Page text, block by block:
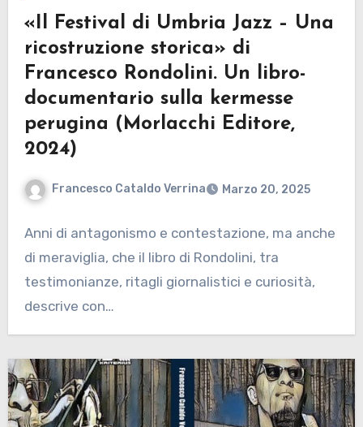
«Il Festival di Umbria Jazz – Una
ricostruzione storica» di
Francesco Rondolini. Un libro-
documentario sulla kermesse
perugina (Morlacchi Editore,
2024)
Francesco Cataldo Verrina Marzo 20, 2025
Anni di antagonismo e contestazione, ma anche
di meraviglia, che il libro di Rondolini, tra
testimonianze, ritagli giornalistici e curiosità,
descrive con…